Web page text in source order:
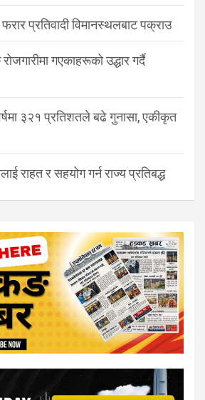
प्रतिवादी विमानस्थलबाट पक्राउ
गएकाहरूको उद्धार गर्दै
३२१ प्रतिशतले बढे गुनासा, एकीकृत
राहत र सहयोग गर्न राज्य प्रतिबद्ध